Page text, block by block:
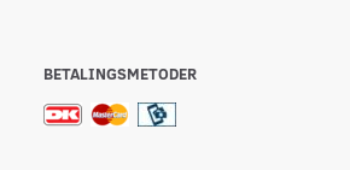
BETALINGSMETODER